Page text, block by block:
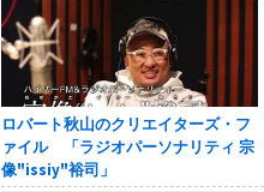
ロバート秋山のクリエイターズ・フ
ァイル 「ラジオパーソナリティ 宗
像"issiy"裕司」